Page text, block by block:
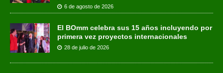
6 de agosto de 2026
El BOmm celebra sus 15 años incluyendo por
primera vez proyectos internacionales
28 de julio de 2026